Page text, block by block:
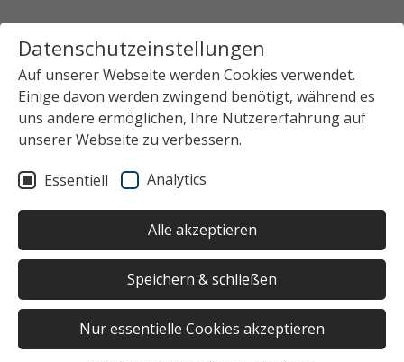
Datenschutzeinstellungen
Auf unserer Webseite werden Cookies verwendet.
Einige davon werden zwingend benötigt, während es
uns andere ermöglichen, Ihre Nutzererfahrung auf
unserer Webseite zu verbessern.
Essentiell Analytics
Alle akzeptieren
Speichern & schließen
Nur essentielle Cookies akzeptieren
Startseite Gastronomie
Mensen, Cafés, Weiteres
Mensa
Oops, an error occurred! Request: 09d84c5b05beb